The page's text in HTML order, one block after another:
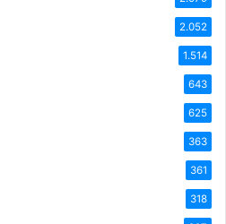
2.052
1.514
643
625
363
361
318